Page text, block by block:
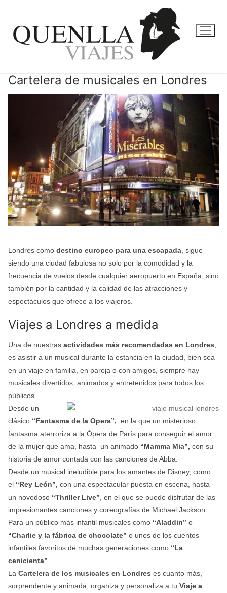
contenido
Cartelera de musicales en Londres
Londres como destino europeo para una escapada, sigue
siendo una ciudad fabulosa no solo por la comodidad y la
frecuencia de vuelos desde cualquier aeropuerto en España, sino
también por la cantidad y la calidad de las atracciones y
espectáculos que ofrece a los viajeros.
Viajes a Londres a medida
Una de nuestras actividades más recomendadas en Londres
es asistir a un musical durante la estancia en la ciudad, bien sea
en un viaje en familia, en pareja o con amigos, siempre hay
musicales divertidos, animados y entretenidos para todos los
públicos.
Desde un
clásico “Fantasma de la Opera”, en la que un misterioso
fantasma aterroriza a la Ópera de París para conseguir el amor
de la mujer que ama, hasta un animado “Mamma Mia”, con su
historia de amor contada con las canciones de Abba.
Desde un musical ineludible para los amantes de Disney, como
el “Rey León”, con una espectacular puesta en escena, hasta
un novedoso “Thriller Live” , en el que se puede disfrutar de las
impresionantes canciones y coreografías de Michael Jackson.
Para un público más infantil musicales como “Aladdin” o
“Charlie y la fábrica de chocolate” o unos de los cuentos
infantiles favoritos de muchas generaciones como “La
cenicienta”
La Cartelera de los musicales en Londres es cuanto más,
sorprendente y animada, organiza y personaliza a tu Viaje a